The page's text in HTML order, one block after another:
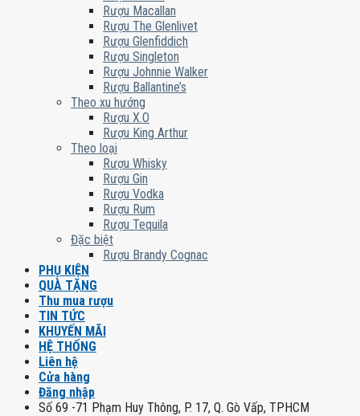
Rượu Macallan
Rượu The Glenlivet
Rượu Glenfiddich
Rượu Singleton
Rượu Johnnie Walker
Rượu Ballantine’s
Theo xu hướng
Rượu X.O
Rượu King Arthur
Theo loại
Rượu Whisky
Rượu Gin
Rượu Vodka
Rượu Rum
Rượu Tequila
Đặc biệt
Rượu Brandy Cognac
PHỤ KIỆN
QUÀ TẶNG
Thu mua rượu
TIN TỨC
KHUYẾN MÃI
HỆ THỐNG
Liên hệ
Cửa hàng
Đăng nhập
Số 69 -71 Phạm Huy Thông, P. 17, Q. Gò Vấp, TPHCM